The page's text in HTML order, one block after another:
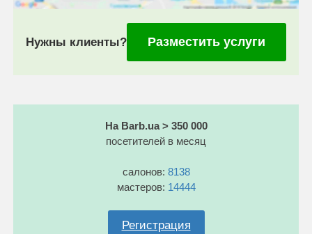
Нужны клиенты? Разместить услуги
На Barb.ua > 350 000
посетителей в месяц
салонов: 8138
мастеров: 14444
Регистрация